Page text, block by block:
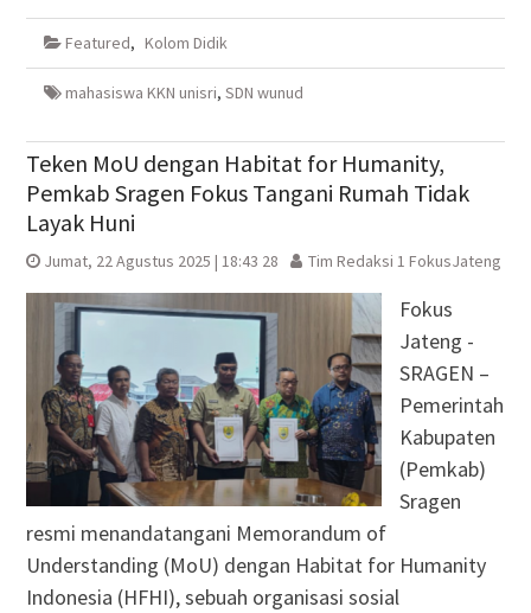
Facebook(Membuka
jendela
baru)
Twitter(Membuka
jendela
baru)
Google+
di
yang
baru)
WhatsApp(Membuka
baru)
Featured, Kolom Didik
mahasiswa KKN unisri, SDN wunud
Teken MoU dengan Habitat for Humanity,
Pemkab Sragen Fokus Tangani Rumah Tidak
Layak Huni
Jumat, 22 Agustus 2025 | 18:43 28 Tim Redaksi 1 FokusJateng
Fokus
Jateng -
SRAGEN –
Pemerintah
Kabupaten
(Pemkab)
Sragen
resmi menandatangani Memorandum of
Understanding (MoU) dengan Habitat for Humanity
Indonesia (HFHI), sebuah organisasi sosial